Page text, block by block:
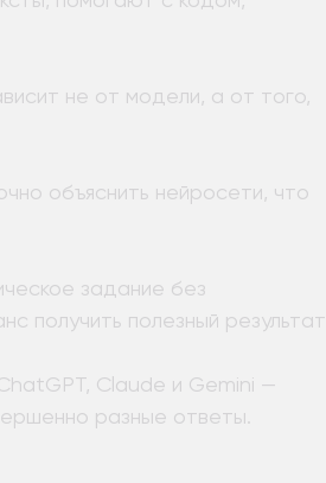
не от модели, а от того,
объяснить нейросети, что
задание без
получить полезный результат
Claude и Gemini —
разные ответы.